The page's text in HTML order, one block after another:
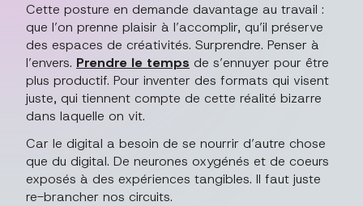
Cette posture en demande davantage au travail :
que l’on prenne plaisir à l’accomplir, qu’il préserve
des espaces de créativités. Surprendre. Penser à
l’envers. Prendre le temps de s’ennuyer pour être
plus productif. Pour inventer des formats qui visent
juste, qui tiennent compte de cette réalité bizarre
dans laquelle on vit.
Car le digital a besoin de se nourrir d’autre chose
que du digital. De neurones oxygénés et de coeurs
exposés à des expériences tangibles. Il faut juste
re-brancher nos circuits.